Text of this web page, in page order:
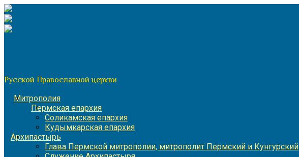
Перейти
к
содержимому
Русской Православной церкви
Митрополия
Пермская епархия
Соликамская епархия
Кудымкарская епархия
Архипастырь
Глава Пермской митрополии, митрополит Пермский и Кунгурский